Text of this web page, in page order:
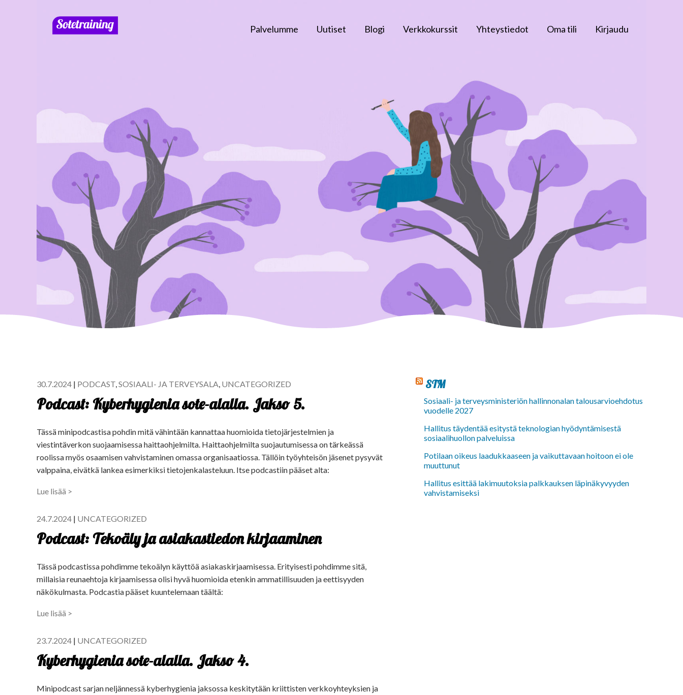
Palvelumme Uutiset Blogi Verkkokurssit Yhteystiedot Oma tili Kirjaudu
30.7.2024 | PODCAST,SOSIAALI- JA TERVEYSALA, UNCATEGORIZED
Podcast: Kyberhygienia sote-alalla. Jakso 5.
Tässä minipodcastisa pohdin mitä vähintään kannattaa huomioida tietojärjestelmien ja
viestintäverkon suojaamisessa haittaohjelmilta. Haittaohjelmilta suojautumisessa on tärkeässä
roolissa myös osaamisen vahvistaminen omassa organisaatiossa. Tällöin työyhteisön jäsenet pysyvät
valppaina, eivätkä lankea esimerkiksi tietojenkalasteluun. Itse podcastiin pääset alta:
Lue lisää >
24.7.2024 | UNCATEGORIZED
Podcast: Tekoäly ja asiakastiedon kirjaaminen
Tässä podcastissa pohdimme tekoälyn käyttöä asiakaskirjaamisessa. Erityisesti pohdimme sitä,
millaisia reunaehtoja kirjaamisessa olisi hyvä huomioida etenkin ammatillisuuden ja eettisyyden
näkökulmasta. Podcastia pääset kuuntelemaan täältä:
Lue lisää >
23.7.2024 | UNCATEGORIZED
Kyberhygienia sote-alalla. Jakso 4.
Minipodcast sarjan neljännessä kyberhygienia jaksossa keskitytään kriittisten verkkoyhteyksien ja
STM
Sosiaali- ja terveysministeriön hallinnonalan talousarvioehdotus
vuodelle 2027
Hallitus täydentää esitystä teknologian hyödyntämisestä
sosiaalihuollon palveluissa
Potilaan oikeus laadukkaaseen ja vaikuttavaan hoitoon ei ole
muuttunut
Hallitus esittää lakimuutoksia palkkauksen läpinäkyvyyden
vahvistamiseksi